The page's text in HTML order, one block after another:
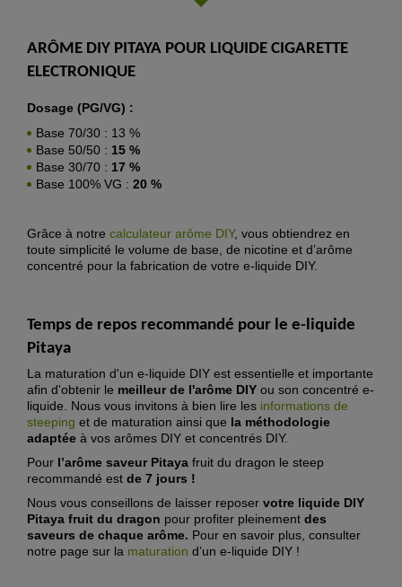
ARÔME DIY PITAYA POUR LIQUIDE CIGARETTE
ELECTRONIQUE
Dosage (PG/VG) :
Base 70/30 : 13 %
Base 50/50 : 15 %
Base 30/70 : 17 %
Base 100% VG : 20 %
Grâce à notre calculateur arôme DIY, vous obtiendrez en
toute simplicité le volume de base, de nicotine et d’arôme
concentré pour la fabrication de votre e-liquide DIY.
Temps de repos recommandé pour le e-liquide
Pitaya
La maturation d'un e-liquide DIY est essentielle et importante
afin d'obtenir le meilleur de l'arôme DIY ou son concentré e-
liquide. Nous vous invitons à bien lire les informations de
steeping et de maturation ainsi que la méthodologie
adaptée à vos arômes DIY et concentrés DIY.
Pour l’arôme saveur Pitaya fruit du dragon le steep
recommandé est de 7 jours !
Nous vous conseillons de laisser reposer votre liquide DIY
Pitaya fruit du dragon pour profiter pleinement des
saveurs de chaque arôme. Pour en savoir plus, consulter
notre page sur la maturation d’un e-liquide DIY !